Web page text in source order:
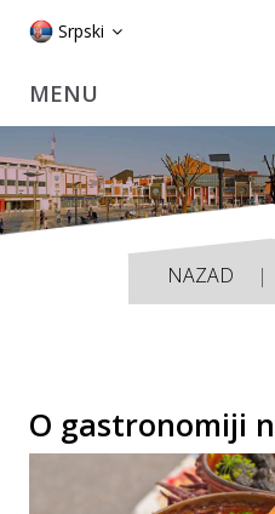
Srpski
NAZAD
O gastronomiji